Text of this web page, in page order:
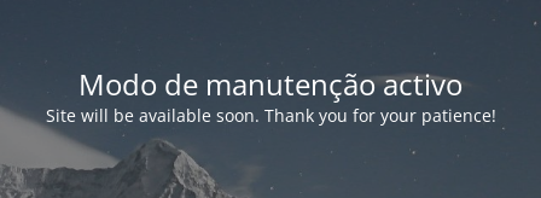
Modo de manutenção activo
Site will be available soon. Thank you for your patience!